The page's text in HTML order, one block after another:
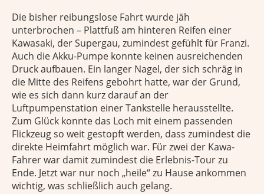
Die bisher reibungslose Fahrt wurde jäh
unterbrochen – Plattfuß am hinteren Reifen einer
Kawasaki, der Supergau, zumindest gefühlt für Franzi.
Auch die Akku-Pumpe konnte keinen ausreichenden
Druck aufbauen. Ein langer Nagel, der sich schräg in
die Mitte des Reifens gebohrt hatte, war der Grund,
wie es sich dann kurz darauf an der
Luftpumpenstation einer Tankstelle herausstellte.
Zum Glück konnte das Loch mit einem passenden
Flickzeug so weit gestopft werden, dass zumindest die
direkte Heimfahrt möglich war. Für zwei der Kawa-
Fahrer war damit zumindest die Erlebnis-Tour zu
Ende. Jetzt war nur noch „heile“ zu Hause ankommen
wichtig, was schließlich auch gelang.